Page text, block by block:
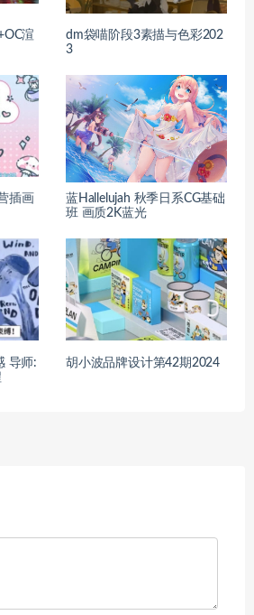
渲
dm袋喵阶段3素描与色彩202
3
插画
蓝Hallelujah 秋季日系CG基础
班 画质2K蓝光
导师:
胡小波品牌设计第42期2024